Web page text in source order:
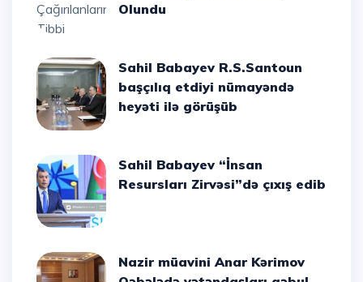
Olundu
Sahil Babayev R.S.Santoun
başçılıq etdiyi nümayəndə
heyəti ilə görüşüb
Sahil Babayev “İnsan
Resursları Zirvəsi”də çıxış edib
Nazir müavini Anar Kərimov